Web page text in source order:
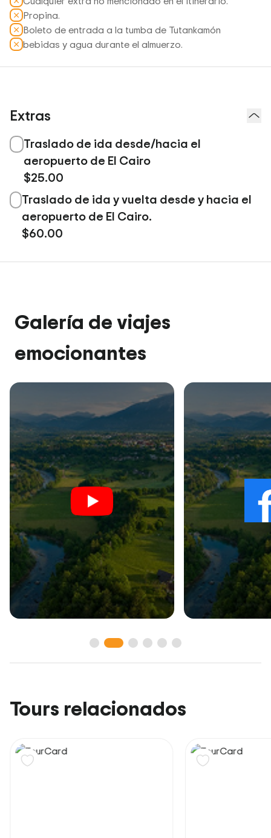
Propina.
Boleto de entrada a la tumba de Tutankamón
bebidas y agua durante el almuerzo.
Extras
Traslado de ida desde/hacia el
aeropuerto de El Cairo
$25.00
Traslado de ida y vuelta desde y hacia el
aeropuerto de El Cairo.
$60.00
Galería de viajes
emocionantes
Tours relacionados